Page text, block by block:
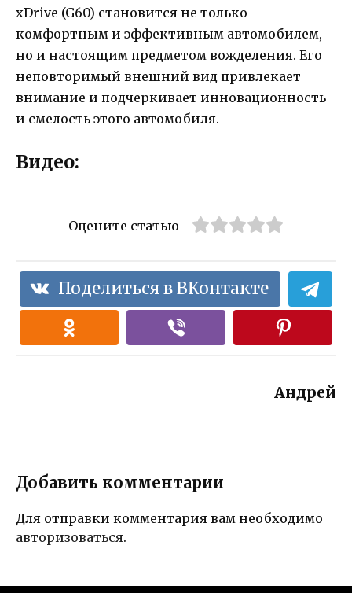
xDrive (G60) становится не только
комфортным и эффективным автомобилем,
но и настоящим предметом вожделения. Его
неповторимый внешний вид привлекает
внимание и подчеркивает инновационность
и смелость этого автомобиля.
Видео:
Оцените статью
Поделиться в ВКонтакте
Андрей
Добавить комментарии
Для отправки комментария вам необходимо
авторизоваться.